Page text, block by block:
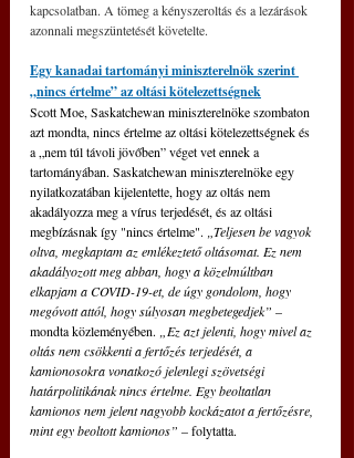
kapcsolatban. A tömeg a kényszeroltás és a lezárások
azonnali megszüntetését követelte.
Egy kanadai tartományi miniszterelnök szerint
„nincs értelme” az oltási kötelezettségnek
Scott Moe, Saskatchewan miniszterelnöke szombaton
azt mondta, nincs értelme az oltási kötelezettségnek és
a „nem túl távoli jövőben” véget vet ennek a
tartományában. Saskatchewan miniszterelnöke egy
nyilatkozatában kijelentette, hogy az oltás nem
akadályozza meg a vírus terjedését, és az oltási
megbízásnak így "nincs értelme".
„Teljesen be vagyok
oltva, megkaptam az emlékeztető oltásomat. Ez nem
akadályozott meg abban, hogy a közelmúltban
elkapjam a COVID-19-et, de úgy gondolom, hogy
megóvott attól, hogy súlyosan megbetegedjek” –
mondta közleményében.
„Ez azt jelenti, hogy mivel az
oltás nem csökkenti a fertőzés terjedését, a
kamionosokra vonatkozó jelenlegi szövetségi
határpolitikának nincs értelme. Egy beoltatlan
kamionos nem jelent nagyobb kockázatot a fertőzésre,
mint egy beoltott kamionos” – folytatta.